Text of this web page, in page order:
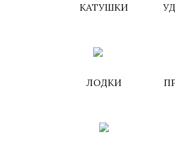
КАТУШКИ
ЛОДКИ